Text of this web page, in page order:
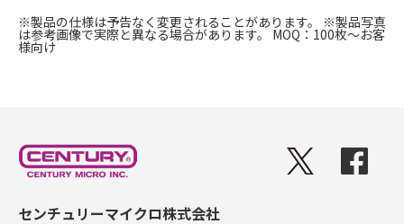
※製品の仕様は予告なく変更されることがあります。 ※製品写真
は参考画像で実際と異なる場合があります。 MOQ：100枚〜お客
様向け
センチュリーマイクロ株式会社